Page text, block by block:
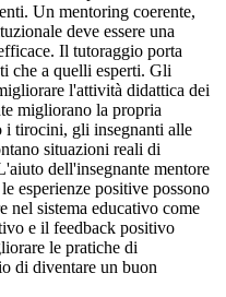
Un mentoring coerente,
deve essere una
Il tutoraggio porta
che a quelli esperti. Gli
l'attività didattica dei
migliorano la propria
i tirocini, gli insegnanti alle
situazioni reali di
dell'insegnante mentore
esperienze positive possono
nel sistema educativo come
e il feedback positivo
le pratiche di
di diventare un buon